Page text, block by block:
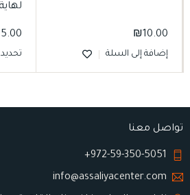
₪10.00
إضافة إلى السلة
5.00
تواصل معنا
972-59-350-5051+
info@assaliyacenter.com